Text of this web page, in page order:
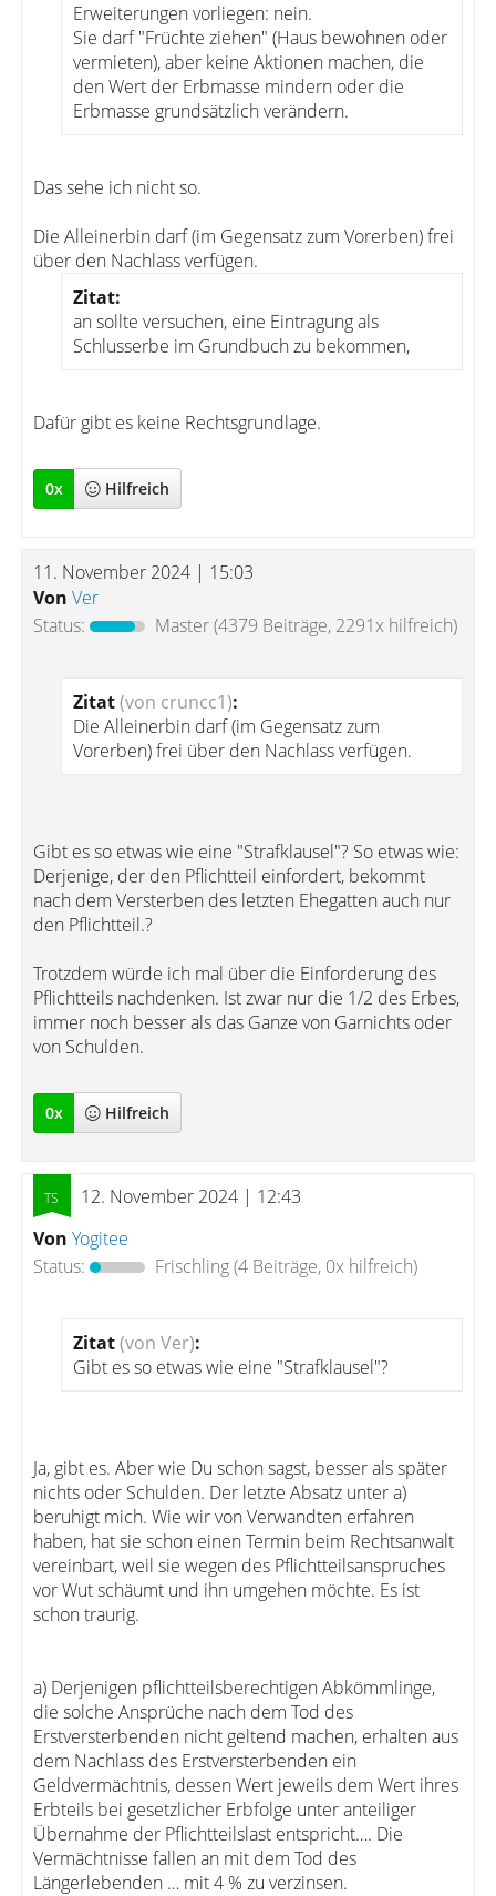
Erweiterungen vorliegen: nein.
Sie darf "Früchte ziehen" (Haus bewohnen oder
vermieten), aber keine Aktionen machen, die
den Wert der Erbmasse mindern oder die
Erbmasse grundsätzlich verändern.
Das sehe ich nicht so.
Die Alleinerbin darf (im Gegensatz zum Vorerben) frei
über den Nachlass verfügen.
Zitat:
an sollte versuchen, eine Eintragung als
Schlusserbe im Grundbuch zu bekommen,
Dafür gibt es keine Rechtsgrundlage.
0x Hilfreich
11. November 2024 | 15:03
Von Ver
Status:
Master(4379 Beiträge, 2291x hilfreich)
Zitat(von cruncc1):
Die Alleinerbin darf (im Gegensatz zum
Vorerben) frei über den Nachlass verfügen.
Gibt es so etwas wie eine "Strafklausel"? So etwas wie:
Derjenige, der den Pflichtteil einfordert, bekommt
nach dem Versterben des letzten Ehegatten auch nur
den Pflichtteil.?
Trotzdem würde ich mal über die Einforderung des
Pflichtteils nachdenken. Ist zwar nur die 1/2 des Erbes,
immer noch besser als das Ganze von Garnichts oder
von Schulden.
0x Hilfreich
12. November 2024 | 12:43
Von Yogitee
Status:
Frischling(4 Beiträge, 0x hilfreich)
Zitat(von Ver):
Gibt es so etwas wie eine "Strafklausel"?
Ja, gibt es. Aber wie Du schon sagst, besser als später
nichts oder Schulden. Der letzte Absatz unter a)
beruhigt mich. Wie wir von Verwandten erfahren
haben, hat sie schon einen Termin beim Rechtsanwalt
vereinbart, weil sie wegen des Pflichtteilsanspruches
vor Wut schäumt und ihn umgehen möchte. Es ist
schon traurig.
a) Derjenigen pflichtteilsberechtigen Abkömmlinge,
die solche Ansprüche nach dem Tod des
Erstversterbenden nicht geltend machen, erhalten aus
dem Nachlass des Erstversterbenden ein
Geldvermächtnis, dessen Wert jeweils dem Wert ihres
Erbteils bei gesetzlicher Erbfolge unter anteiliger
Übernahme der Pflichtteilslast entspricht…. Die
Vermächtnisse fallen an mit dem Tod des
Längerlebenden … mit 4 % zu verzinsen.